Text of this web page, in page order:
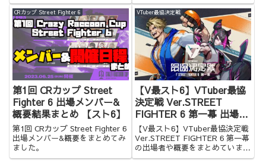
CRカップ Street Fighter 6
第1回 CRカップ Street
Fighter 6 出場メンバー&
概要結果まとめ 【スト6】
第1回 CRカップ Street Fighter 6
出場メンバー&概要をまとめてみ
ました。
VTuber最協決定戦
【V最スト6】VTuber最協
決定戦 Ver.STREET
FIGHTER 6 第一幕 出場者
＆概要まとめ #V最協第一
幕
【V最スト6】VTuber最協決定戦
Ver.STREET FIGHTER 6 第一幕
の出場者や概要をまとめていま
す。